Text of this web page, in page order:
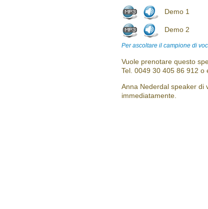
Demo 1
Demo 2
Per ascoltare il campione di
Vuole prenotare questo
Tel. 0049 30 405 86 912 o
Anna Nederdal speaker di
immediatamente.